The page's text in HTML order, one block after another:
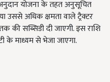
अनुदान योजना के तहत अनुसूचित
उससे अधिक क्षमता वाले ट्रैक्टर
सब्सिडी दी जाएगी. इस राशि
के माध्यम से भेजा जाएगा.